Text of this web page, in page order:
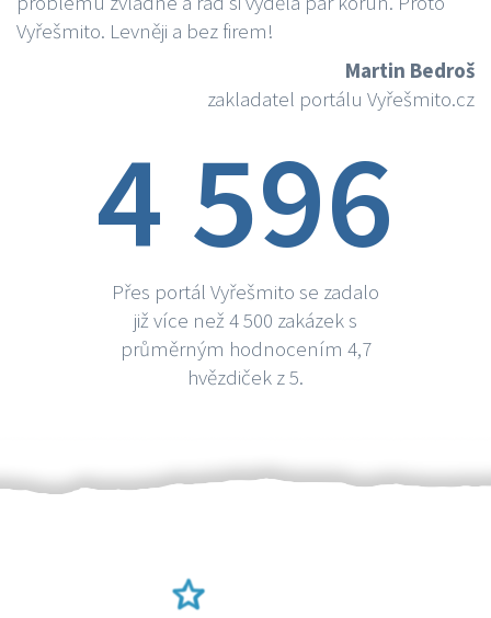
Vyřešmito. Levněji a bez firem!
Martin Bedroš
zakladatel portálu Vyřešmito.cz
4 596
Přes portál Vyřešmito se zadalo
již více než 4 500 zakázek s
průměrným hodnocením 4,7
hvězdiček z 5.